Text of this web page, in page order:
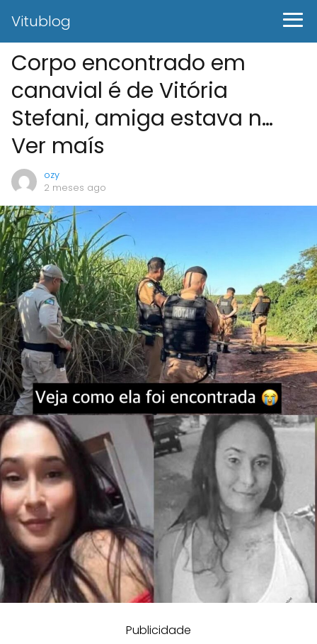
Vitublog
Corpo encontrado em
canavial é de Vitória
Stefani, amiga estava n…
Ver maís
ozy
2 meses ago
Publicidade